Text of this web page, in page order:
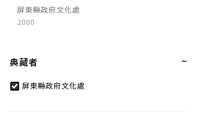
屏東縣政府文化處
2000
典藏者
屏東縣政府文化處